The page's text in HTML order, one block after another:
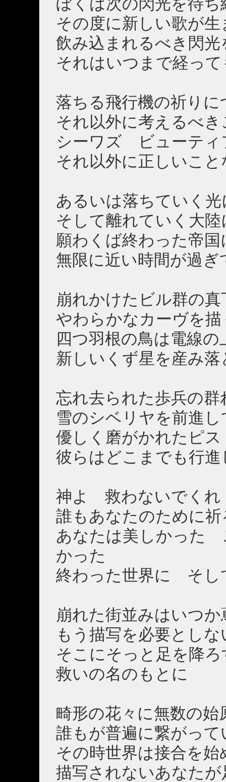
その度に新しい歌が
飲み込まれるべき閃
それはいつまで経っ
落ちる飛行機の祈りに
それ以外に考えるべ
シーワズ ビューティ
それ以外に正しいこ
あるいは落ちていく光
そして離れていく大陸
願わくば終わった帝国
無限に近い時間が過ぎ
崩れかけたビル群の真
やわらかなカーヴを
四つ羽根の鳥は電線
新しいくず星を産み
忘れ去られた歩兵の群
雪のシベリヤを前進し
優しく磨がかれたピ
彼らはどこまでも行
神よ 救わないでくれ
誰もあなたのために
あなたは美しかった
かった
終わった世界に そ
崩れた街並みはいつ
もう描写を必要とし
そこにそっと足を降ろ
救いの名のもとに
畸形の花々に無数の始
誰もが普遍に繋がって
その時世界は接合を始
描写されないあなた